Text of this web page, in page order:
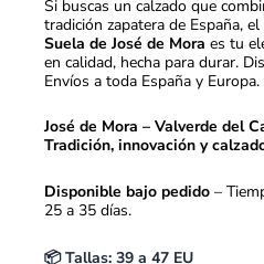
Si buscas un calzado que
tradición zapatera de España, el
Suela de José de Mora es tu
en calidad, hecha para durar.
Envíos a toda España y Europa.
José de Mora – Valverde del
Tradición, innovación y
Disponible bajo pedido –
25 a 35 días.
📦 Tallas: 39 a 47 EU